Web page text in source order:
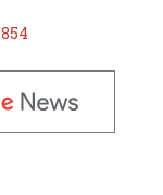
854